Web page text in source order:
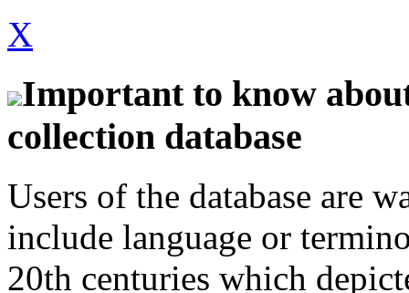
X
Important to know
collection database
Users of the database are
include language or
20th centuries which